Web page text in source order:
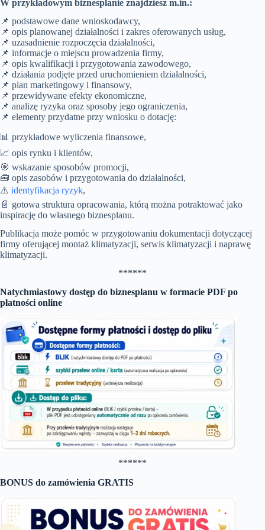
W przykładowym biznesplanie znajdziesz m.in.:
📌 podstawowe dane wnioskodawcy,
📌 opis planowanej działalności i zakres oferowanych usług,
📌 uzasadnienie rozpoczęcia działalności,
📌 informacje o miejscu prowadzenia firmy,
📌 opis kwalifikacji i przygotowania zawodowego,
📌 działania podjęte przed uruchomieniem działalności,
📌 plan marketingowy i finansowy,
📌 przewidywane efekty ekonomiczne,
📌 analizę ryzyka oraz sposoby jego ograniczenia,
📌 elementy przydatne przy wniosku o dotację:
📊 przykładowe wyliczenia finansowe,
📈 opis rynku i klientów,
🎯 wskazanie sposobów promocji,
🧰 opis zasobów i przygotowania do działalności,
⚠️ identyfikacja ryzyk,
📄 gotowa struktura opracowania, którą można potraktować jako
inspirację do własnego biznesplanu.
Publikacja może pomóc w przygotowaniu dokumentacji dotyczącej
firmy oferującej montaż klimatyzacji, serwis klimatyzacji i naprawę
klimatyzacji.
******
Natychmiastowy dostęp do biznesplanu w formacie PDF po
płatności online
******
BONUS do zamówienia GRATIS